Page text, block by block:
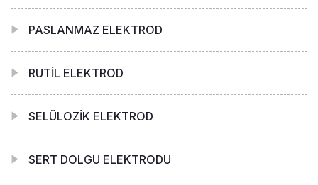
PASLANMAZ ELEKTROD
RUTİL ELEKTROD
SELÜLOZİK ELEKTROD
SERT DOLGU ELEKTRODU